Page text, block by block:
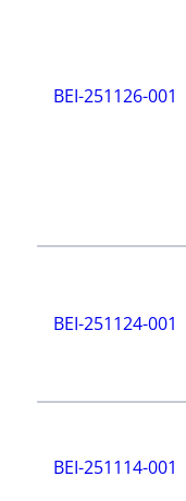
BEI-251126-001
BEI-251124-001
BEI-251114-001